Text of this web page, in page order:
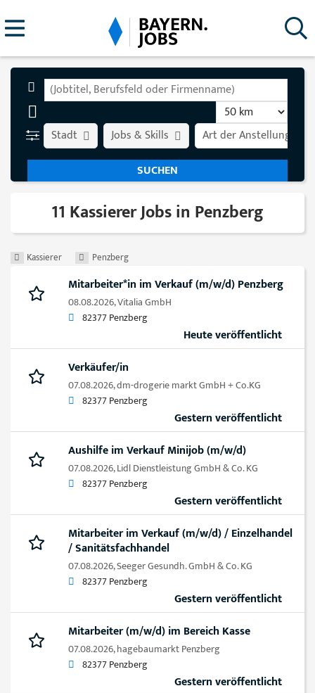
Stadt Art der Anstellung
Jobs & Skills
11 Kassierer Jobs in Penzberg
Kassierer Penzberg
Mitarbeiter*in im Verkauf (m/w/d) Penzberg
08.08.2026,Vitalia GmbH
82377 Penzberg
Heute veröffentlicht
Verkäufer/in
07.08.2026,dm-drogerie markt GmbH + Co.KG
82377 Penzberg
Gestern veröffentlicht
Aushilfe im Verkauf Minijob (m/w/d)
07.08.2026,Lidl Dienstleistung GmbH & Co. KG
82377 Penzberg
Gestern veröffentlicht
Mitarbeiter im Verkauf (m/w/d) / Einzelhandel
/ Sanitätsfachhandel
07.08.2026,Seeger Gesundh. GmbH & Co. KG
82377 Penzberg
Gestern veröffentlicht
Mitarbeiter (m/w/d) im Bereich Kasse
07.08.2026,hagebaumarkt Penzberg
82377 Penzberg
Gestern veröffentlicht